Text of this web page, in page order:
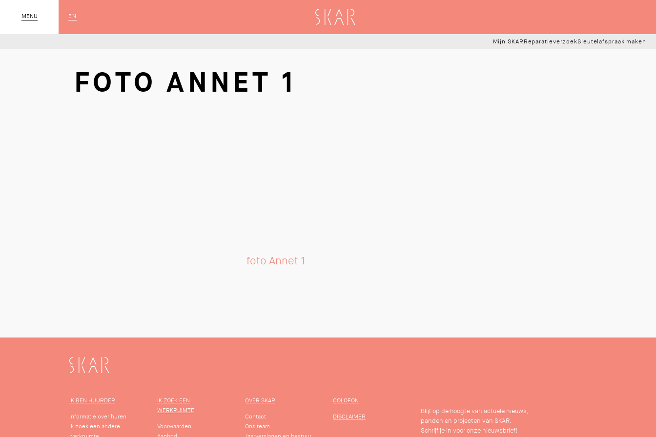
MENU
SLUIT EN SKAR
Mijn SKAR ReparatieverzoekSleutelafspraak maken
FOTO ANNET 1
foto Annet 1
SKAR
IK BEN HUURDER
Informatie over huren
Ik zoek een andere
IK ZOEK EEN
WERKRUIMTE
Voorwaarden
OVER SKAR
Contact
Ons team
COLOFON
DISCLAIMER
Blijf op de hoogte van actuele nieuws,
panden en projecten van SKAR.
Schrijf je in voor onze nieuwsbrief!